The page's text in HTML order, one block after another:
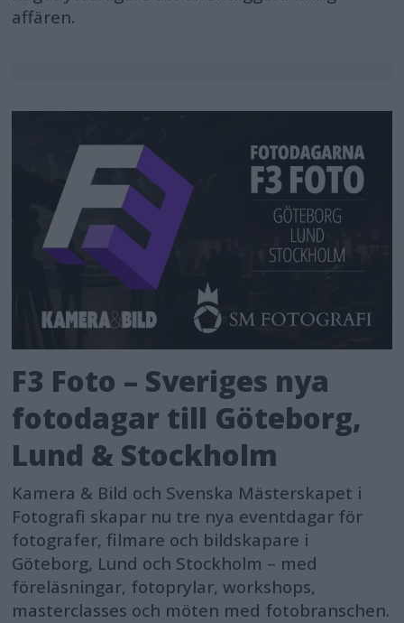
affären.
F3 Foto – Sveriges nya
fotodagar till Göteborg,
Lund & Stockholm
Kamera & Bild och Svenska Mästerskapet i
Fotografi skapar nu tre nya eventdagar för
fotografer, filmare och bildskapare i
Göteborg, Lund och Stockholm – med
föreläsningar, fotoprylar, workshops,
masterclasses och möten med fotobranschen.